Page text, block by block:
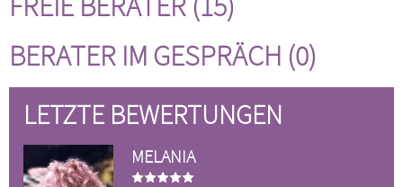
BERATER IM GESPRÄCH (0)
LETZTE BEWERTUNGEN
MELANIA